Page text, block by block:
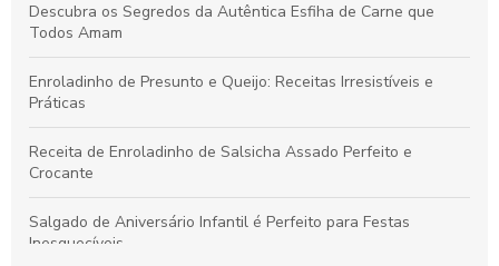
Descubra os Segredos da Autêntica Esfiha de Carne que
Todos Amam
Enroladinho de Presunto e Queijo: Receitas Irresistíveis e
Práticas
Receita de Enroladinho de Salsicha Assado Perfeito e
Crocante
Salgado de Aniversário Infantil é Perfeito para Festas
Inesquecíveis